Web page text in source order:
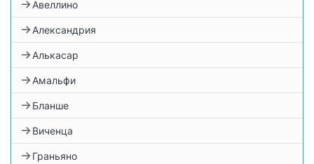
Авеллино
Александрия
Алькасар
Амальфи
Бланше
Виченца
Граньяно